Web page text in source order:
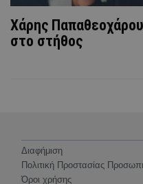
Χάρης
στο στήθος
Διαφήμιση
Πολιτική Προστασίας
Όροι χρήσης